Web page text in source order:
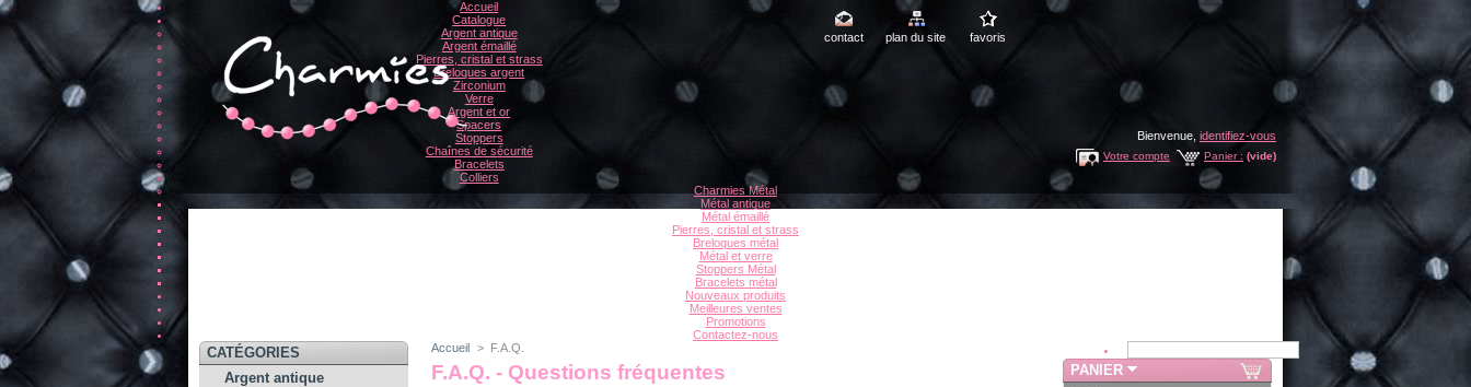
contact plan du site favoris
Bienvenue, identifiez-vous
Panier : (vide)
Votre compte
Accueil
Catalogue
Argent antique
Argent émaillé
Pierres, cristal et strass
Breloques argent
Zirconium
Verre
Argent et or
Spacers
Stoppers
Chaînes de sécurité
Bracelets
Colliers
Charmies Métal
Métal antique
Métal émaillé
Pierres, cristal et strass
Breloques métal
Métal et verre
Stoppers Métal
Bracelets métal
Nouveaux produits
Meilleures ventes
Promotions
Contactez-nous
CATÉGORIES
Argent antique
Accueil > F.A.Q.
F.A.Q. - Questions fréquentes PANIER